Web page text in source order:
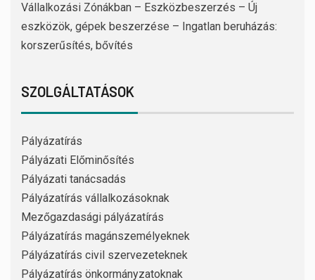
Vállalkozási Zónákban – Eszközbeszerzés – Új
eszközök, gépek beszerzése – Ingatlan beruházás:
korszerűsítés, bővítés
SZOLGÁLTATÁSOK
Pályázatírás
Pályázati Előminősítés
Pályázati tanácsadás
Pályázatírás vállalkozásoknak
Mezőgazdasági pályázatírás
Pályázatírás magánszemélyeknek
Pályázatírás civil szervezeteknek
Pályázatírás önkormányzatoknak